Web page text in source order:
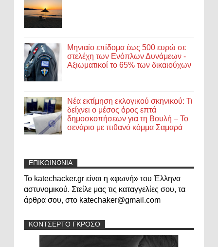
Μηνιαίο επίδομα έως 500 ευρώ σε
στελέχη των Ενόπλων Δυνάμεων -
Αξιωματικοί το 65% των δικαιούχων
Νέα εκτίμηση εκλογικού σκηνικού: Τι
δείχνει ο μέσος όρος επτά
δημοσκοπήσεων για τη Βουλή – Το
σενάριο με πιθανό κόμμα Σαμαρά
ΕΠΙΚΟΙΝΩΝΙΑ
Το katechacker.gr είναι η «φωνή» του Έλληνα
αστυνομικού. Στείλε μας τις καταγγελίες σου, τα
άρθρα σου, στο katechaker@gmail.com
ΚΟΝΤΣΕΡΤΟ ΓΚΡΟΣΟ